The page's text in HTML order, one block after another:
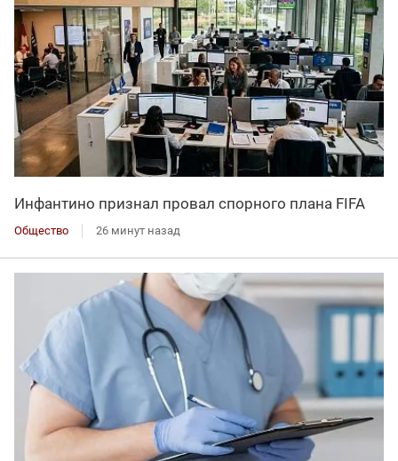
Инфантино признал провал спорного плана FIFA
Общество 26 минут назад